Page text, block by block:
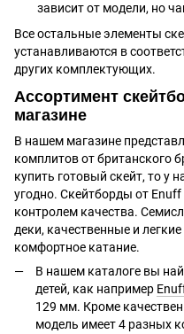
зависит от модели, но
Все остальные элементы
устанавливаются в
других комплектующих.
Ассортимент
магазине
В нашем магазине
комплитов от британского
купить готовый скейт, то у
угодно. Скейтборды от
контролем качества.
деки, качественные и
комфортное катание.
В нашем каталоге вы
детей, как например
129 мм. Кроме
модель имеет 4 разных